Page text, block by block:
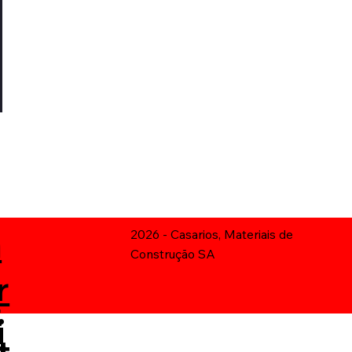
2026 - Casarios, Materiais de
Construção SA